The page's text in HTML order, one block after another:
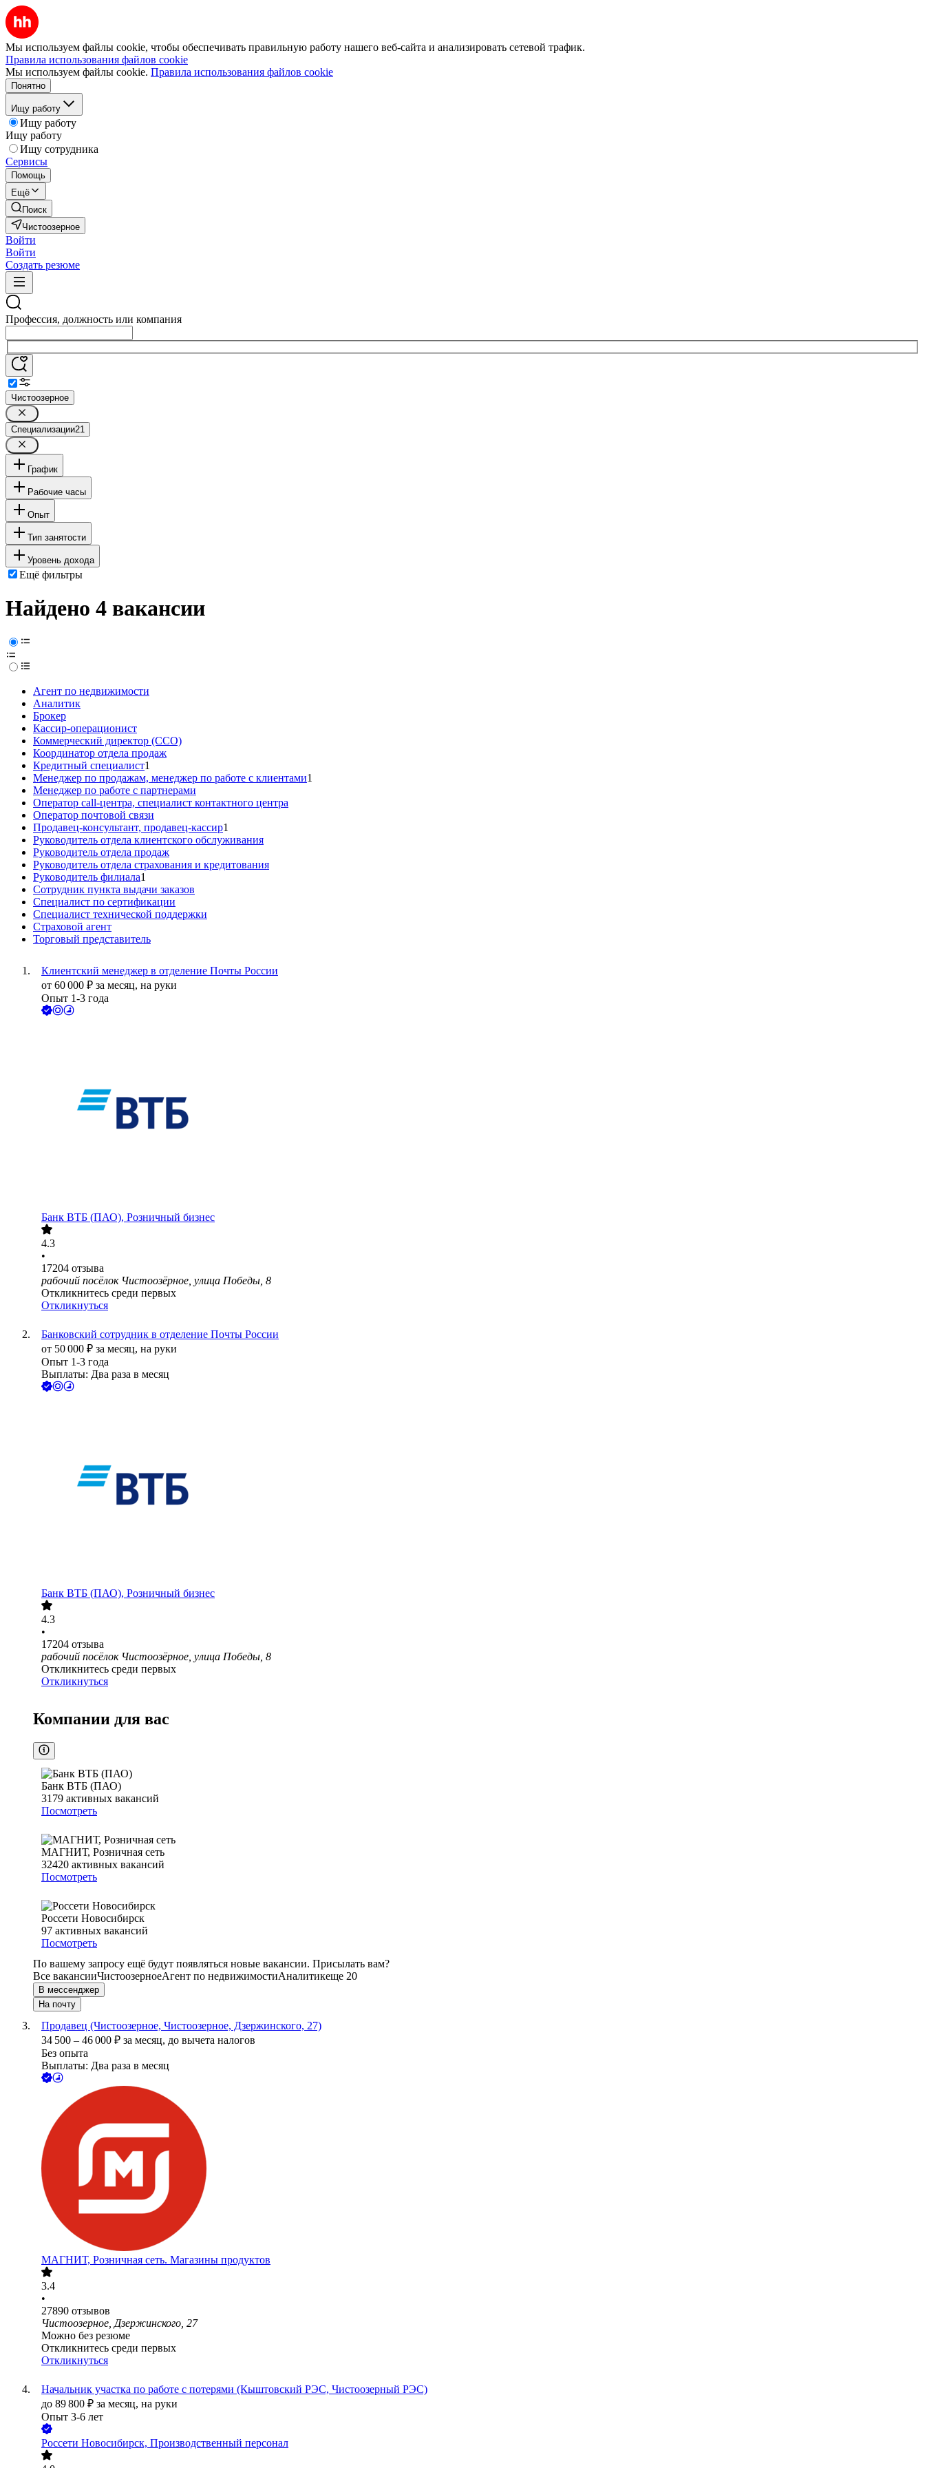
Мы используем файлы cookie, чтобы обеспечивать правильную работу нашего веб-сайта и анализировать сетевой трафик.
Правила использования файлов cookie
Мы используем файлы cookie. Правила использования файлов cookie
Понятно
Ищу работу
Ищу работу
Ищу работу
Ищу сотрудника
Сервисы
Помощь
Ещё
Поиск
Чистоозерное
Войти
Войти
Создать резюме
Профессия, должность или компания
Чистоозерное
Специализации21
График
Рабочие часы
Опыт
Тип занятости
Уровень дохода
Ещё фильтры
Найдено 4 вакансии
Агент по недвижимости
Аналитик
Брокер
Кассир-операционист
Коммерческий директор (CCO)
Координатор отдела продаж
Кредитный специалист1
Менеджер по продажам, менеджер по работе с клиентами1
Менеджер по работе с партнерами
Оператор call-центра, специалист контактного центра
Оператор почтовой связи
Продавец-консультант, продавец-кассир1
Руководитель отдела клиентского обслуживания
Руководитель отдела продаж
Руководитель отдела страхования и кредитования
Руководитель филиала1
Сотрудник пункта выдачи заказов
Специалист по сертификации
Специалист технической поддержки
Страховой агент
Торговый представитель
Клиентский менеджер в отделение Почты России
от 60 000 ₽ за месяц, на руки
Опыт 1-3 года
Банк ВТБ (ПАО), Розничный бизнес
4.3
•
17204 отзыва
рабочий посёлок Чистоозёрное, улица Победы, 8
Откликнитесь среди первых
Откликнуться
Банковский сотрудник в отделение Почты России
от 50 000 ₽ за месяц, на руки
Опыт 1-3 года
Выплаты: Два раза в месяц
Банк ВТБ (ПАО), Розничный бизнес
4.3
•
17204 отзыва
рабочий посёлок Чистоозёрное, улица Победы, 8
Откликнитесь среди первых
Откликнуться
Компании для вас
Банк ВТБ (ПАО)
3179 активных вакансий
Посмотреть
МАГНИТ, Розничная сеть
32420 активных вакансий
Посмотреть
Россети Новосибирск
97 активных вакансий
Посмотреть
По вашему запросу ещё будут появляться новые вакансии. Присылать вам?
Все вакансииЧистоозерноеАгент по недвижимостиАналитикеще 20
В мессенджер
На почту
Продавец (Чистоозерное, Чистоозерное, Дзержинского, 27)
34 500 – 46 000 ₽ за месяц, до вычета налогов
Без опыта
Выплаты: Два раза в месяц
МАГНИТ, Розничная сеть. Магазины продуктов
3.4
•
27890 отзывов
Чистоозерное, Дзержинского, 27
Можно без резюме
Откликнитесь среди первых
Откликнуться
Начальник участка по работе с потерями (Кыштовский РЭС, Чистоозерный РЭС)
до 89 800 ₽ за месяц, на руки
Опыт 3-6 лет
Россети Новосибирск, Производственный персонал